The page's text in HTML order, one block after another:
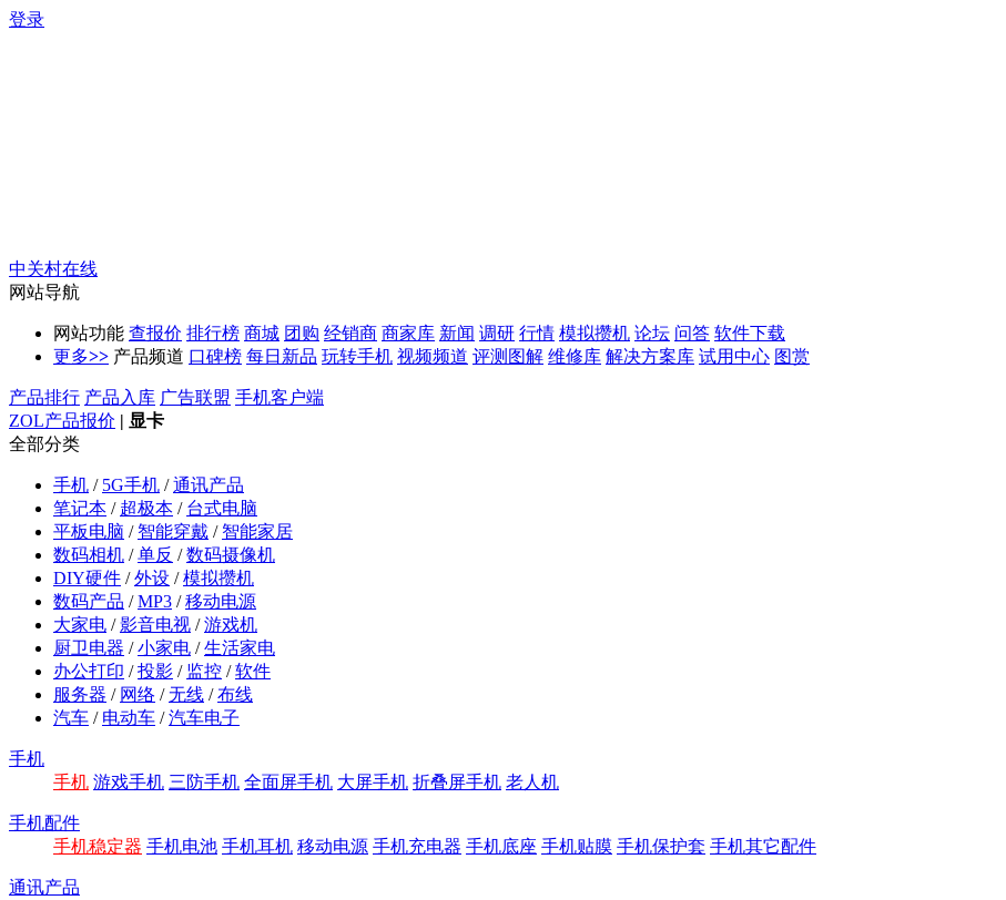
登录
中关村在线
网站导航
网站功能 查报价 排行榜 商城 团购 经销商 商家库 新闻 调研 行情 模拟攒机 论坛 问答 软件下载
更多>> 产品频道 口碑榜 每日新品 玩转手机 视频频道 评测图解 维修库 解决方案库 试用中心 图赏
产品排行 产品入库 广告联盟 手机客户端
ZOL产品报价 | 显卡
全部分类
手机 / 5G手机 /通讯产品
笔记本 / 超极本 / 台式电脑
平板电脑 / 智能穿戴 / 智能家居
数码相机 /单反 /数码摄像机
DIY硬件 /外设 /模拟攒机
数码产品 /MP3 /移动电源
大家电 /影音电视 /游戏机
厨卫电器 /小家电 /生活家电
办公打印 /投影 / 监控 /软件
服务器 / 网络 /无线 /布线
汽车 / 电动车 /汽车电子
手机
手机 游戏手机 三防手机 全面屏手机 大屏手机 折叠屏手机 老人机
手机配件
手机稳定器 手机电池 手机耳机 移动电源 手机充电器 手机底座 手机贴膜 手机保护套 手机其它配件
通讯产品